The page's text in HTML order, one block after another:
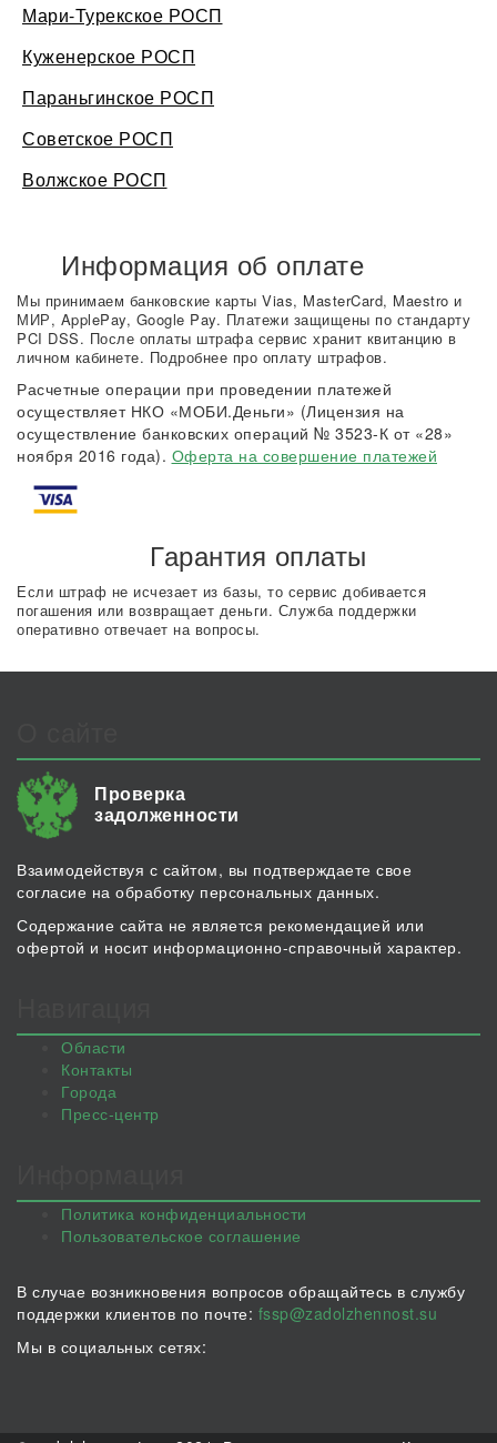
Мари-Турекское РОСП
Куженерское РОСП
Параньгинское РОСП
Советское РОСП
Волжское РОСП
Информация об оплате
Мы принимаем банковские карты Vias, MasterCard, Maestro и
МИР, ApplePay, Google Pay. Платежи защищены по стандарту
PCI DSS. После оплаты штрафа сервис хранит квитанцию в
личном кабинете. Подробнее про оплату штрафов.
Расчетные операции при проведении платежей
осуществляет НКО «МОБИ.Деньги» (Лицензия на
осуществление банковских операций № 3523-К от «28»
ноября 2016 года). Оферта на совершение платежей
Гарантия оплаты
Если штраф не исчезает из базы, то сервис добивается
погашения или возвращает деньги. Служба поддержки
оперативно отвечает на вопросы.
Проверка
задолженности
Взаимодействуя с сайтом, вы подтверждаете свое
согласие на обработку персональных данных.
Содержание сайта не является рекомендацией или
офертой и носит информационно-справочный характер.
Области
Контакты
Города
Пресс-центр
Политика конфиденциальности
Пользовательское соглашение
В случае возникновения вопросов обращайтесь в службу
поддержки клиентов по почте: fssp@zadolzhennost.su
Мы в социальных сетях: